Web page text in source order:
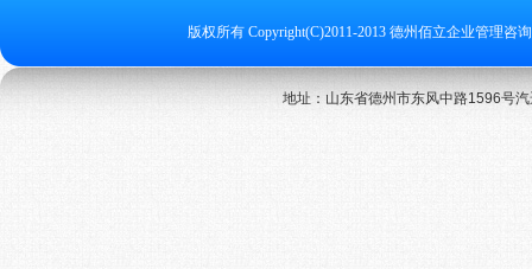
版权所有 Copyright(C)2011-2013 德州佰立企业管理咨
地址：山东省德州市东风中路1596号